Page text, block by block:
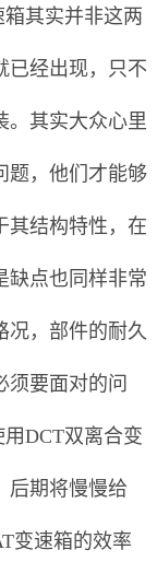
其实并非这两
已经出现，只不
。其实大众心里
题，他们才能够
其结构特性，在
缺点也同样非常
况，部件的耐久
要面对的问
DCT双离合变
后期将慢慢给
变速箱的效率